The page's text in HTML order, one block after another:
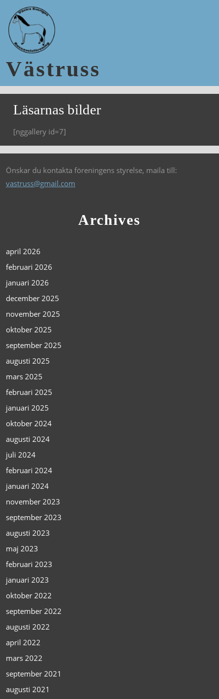
Västruss
Läsarnas bilder
[nggallery id=7]
Önskar du kontakta föreningens styrelse, maila till:
vastruss@gmail.com
Archives
april 2026
februari 2026
januari 2026
december 2025
november 2025
oktober 2025
september 2025
augusti 2025
mars 2025
februari 2025
januari 2025
oktober 2024
augusti 2024
juli 2024
februari 2024
januari 2024
november 2023
september 2023
augusti 2023
maj 2023
februari 2023
januari 2023
oktober 2022
september 2022
augusti 2022
april 2022
mars 2022
september 2021
augusti 2021